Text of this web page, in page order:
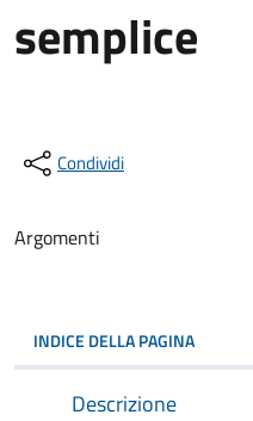
semplice
Condividi
Argomenti
INDICE DELLA PAGINA
Descrizione